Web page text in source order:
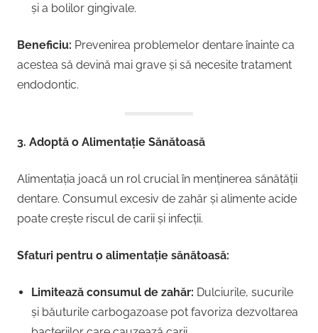
și a bolilor gingivale.
Beneficiu: Prevenirea problemelor dentare înainte ca
acestea să devină mai grave și să necesite tratament
endodontic.
3. Adoptă o Alimentație Sănătoasă
Alimentația joacă un rol crucial în menținerea sănătății
dentare. Consumul excesiv de zahăr și alimente acide
poate crește riscul de carii și infecții.
Sfaturi pentru o alimentație sănătoasă:
Limitează consumul de zahăr: Dulciurile, sucurile
și băuturile carbogazoase pot favoriza dezvoltarea